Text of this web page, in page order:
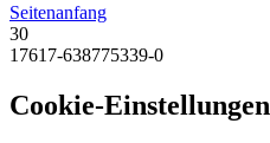
Seitenanfang
30
17617-638775339-0
Cookie-Einstellungen